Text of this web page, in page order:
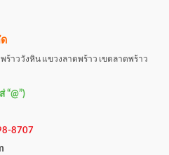
าววังหิน แขวงลาดพร้าว เขตลาดพร้าว
“@”)
8707